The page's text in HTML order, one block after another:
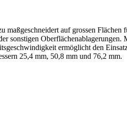
auf grossen Flächen
sonstigen Oberflächenablagerungen.
ermöglicht den
25,4 mm, 50,8 mm und 76,2 mm.